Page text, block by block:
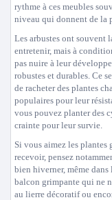
rythme à ces meubles
niveau qui donnent de la
Les arbustes ont souvent
entretenir, mais à
pas nuire à leur
robustes et durables. Ce
de racheter des plantes
populaires pour leur
vous pouvez planter des
crainte pour leur survie.
Si vous aimez les plantes
recevoir, pensez
bien hiverner, même
balcon grimpante qui ne
au lierre décoratif ou